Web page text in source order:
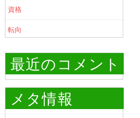
資格
転向
最近のコメント
メタ情報